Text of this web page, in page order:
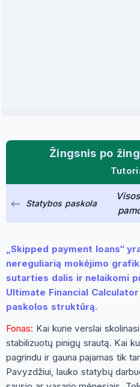
Žingsnis po
Statybos paskola
„Skipped payment loans“
nereguliarią mokėjimo
sutarties dalis ir nelaikomi
Ultimate Financial
paskolos struktūrą.
Fonas: Kai kurie verslai
stabilizuotų pinigų srautą. Kai
pagrindu ir gauna pajamas tik
Pavyzdžiui, lauko statybų